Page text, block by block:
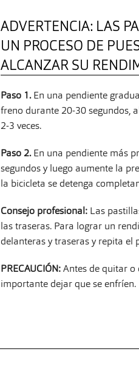
ADVERTENCIA: LAS
UN PROCESO DE
ALCANZAR SU
Paso 1. En una pendiente
freno durante 20-30 segundos,
2-3 veces.
Paso 2. En una pendiente más
segundos y luego aumente la
la bicicleta se detenga
Consejo profesional: Las
las traseras. Para lograr un
delanteras y traseras y repita el
PRECAUCIÓN:Antes de quitar o
importante dejar que se enfríen.